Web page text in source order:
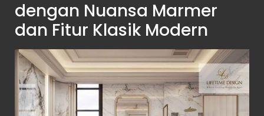
dengan Nuansa Marmer
dan Fitur Klasik Modern